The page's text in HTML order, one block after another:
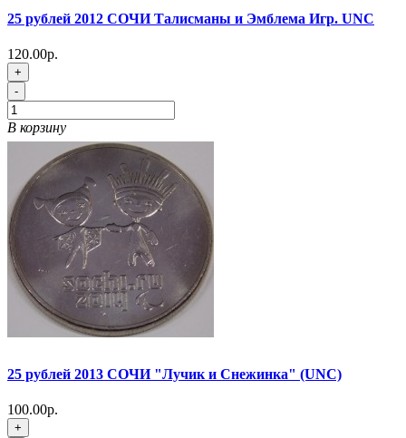
25 рублей 2012 СОЧИ Талисманы и Эмблема Игр. UNC
120.00р.
+
-
В корзину
25 рублей 2013 СОЧИ "Лучик и Снежинка" (UNC)
100.00р.
+